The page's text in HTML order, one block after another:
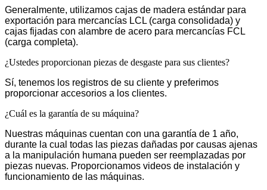
Generalmente, utilizamos cajas de madera estándar para
exportación para mercancías LCL (carga consolidada) y
cajas fijadas con alambre de acero para mercancías FCL
(carga completa).
¿Ustedes proporcionan piezas de desgaste para sus clientes?
Sí, tenemos los registros de su cliente y preferimos
proporcionar accesorios a los clientes.
¿Cuál es la garantía de su máquina?
Nuestras máquinas cuentan con una garantía de 1 año,
durante la cual todas las piezas dañadas por causas ajenas
a la manipulación humana pueden ser reemplazadas por
piezas nuevas. Proporcionamos videos de instalación y
funcionamiento de las máquinas.